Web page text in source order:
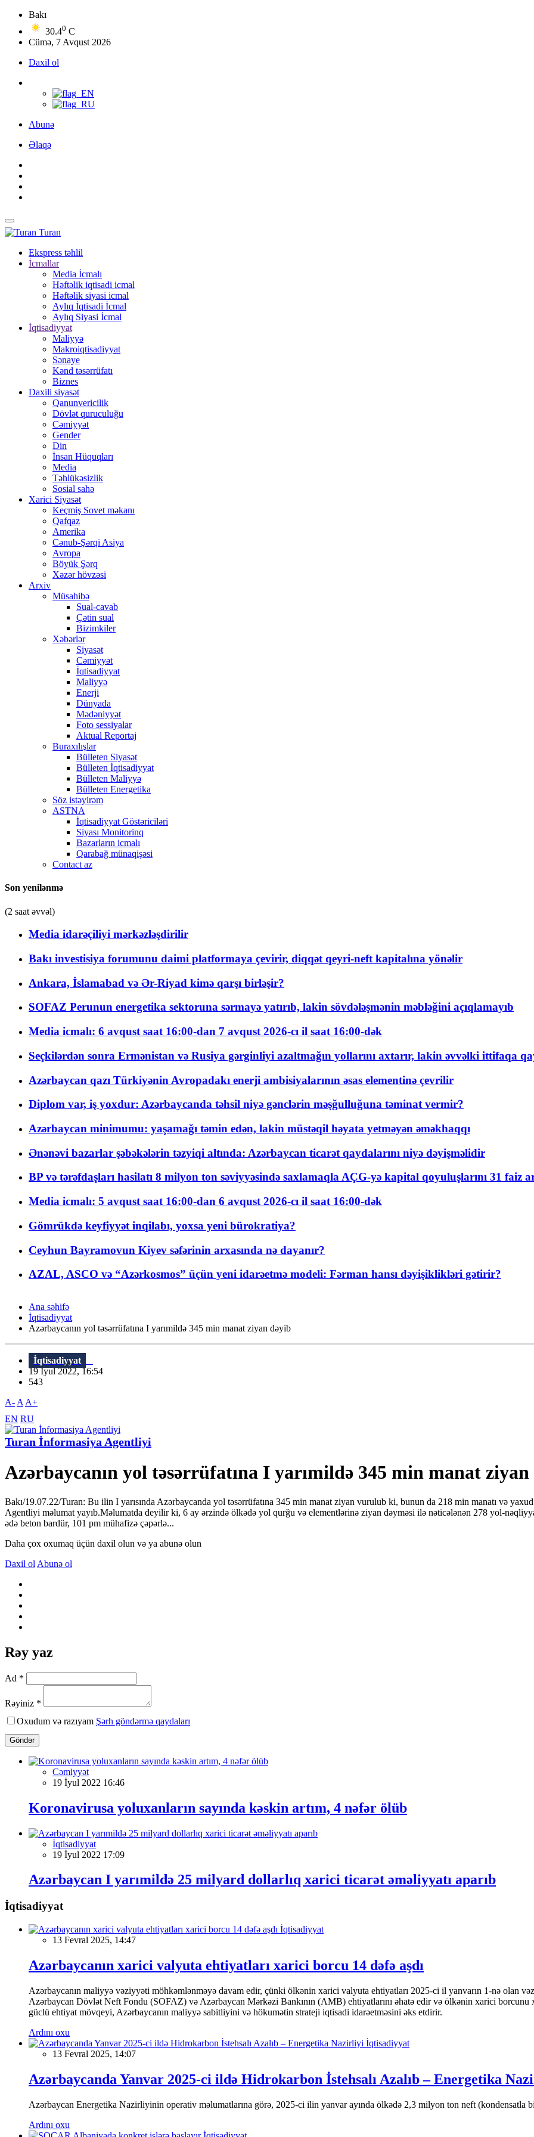
Bakı
30.40 C
Cümə, 7 Avqust 2026
Daxil ol
Abunə
Əlaqə
Turan
Ekspress təhlil
İcmallar
Media İcmalı
Həftəlik iqtisadi icmal
Həftəlik siyasi icmal
Aylıq İqtisadi İcmal
Aylıq Siyasi İcmal
İqtisadiyyat
Maliyyə
Makroiqtisadiyyat
Sənaye
Kənd təsərrüfatı
Biznes
Daxili siyasət
Qanunvericilik
Dövlət quruculuğu
Cəmiyyət
Gender
Din
İnsan Hüquqları
Media
Təhlükəsizlik
Sosial sahə
Xarici Siyasət
Keçmiş Sovet məkanı
Qafqaz
Amerika
Cənub-Şərqi Asiya
Avropa
Böyük Şərq
Xəzər hövzəsi
Arxiv
Müsahibə
Sual-cavab
Çətin sual
Bizimkiler
Xəbərlər
Siyasət
Cəmiyyət
İqtisadiyyat
Maliyyə
Enerji
Dünyada
Mədəniyyət
Foto sessiyalar
Aktual Reportaj
Buraxılışlar
Bülleten Siyasət
Bülleten İqtisadiyyat
Bülleten Maliyyə
Bülleten Energetika
Söz istəyirəm
ASTNA
İqtisadiyyat Göstəriciləri
Siyası Monitorinq
Bazarların icmalı
Qarabağ münaqişəsi
Contact az
Son yenilənmə
(2 saat əvvəl)
Media idarəçiliyi mərkəzləşdirilir
Bakı investisiya forumunu daimi platformaya çevirir, diqqət qeyri-neft kapitalına yönəlir
Ankara, İslamabad və Ər-Riyad kimə qarşı birləşir?
SOFAZ Perunun energetika sektoruna sərmayə yatırıb, lakin sövdələşmənin məbləğini açıqlamayıb
Media icmalı: 6 avqust saat 16:00-dan 7 avqust 2026-cı il saat 16:00-dək
Seçkilərdən sonra Ermənistan və Rusiya gərginliyi azaltmağın yollarını axtarır, lakin əvvəlki ittifaqa
Azərbaycan qazı Türkiyənin Avropadakı enerji ambisiyalarının əsas elementinə çevrilir
Diplom var, iş yoxdur: Azərbaycanda təhsil niyə gənclərin məşğulluğuna təminat vermir?
Azərbaycan minimumu: yaşamağı təmin edən, lakin müstəqil həyata yetməyən əməkhaqqı
Ənənəvi bazarlar şəbəkələrin təzyiqi altında: Azərbaycan ticarət qaydalarını niyə dəyişməlidir
BP və tərəfdaşları hasilatı 8 milyon ton səviyyəsində saxlamaqla AÇG-yə kapital qoyuluşlarını 31 faiz
Media icmalı: 5 avqust saat 16:00-dan 6 avqust 2026-cı il saat 16:00-dək
Gömrükdə keyfiyyət inqilabı, yoxsa yeni bürokratiya?
Ceyhun Bayramovun Kiyev səfərinin arxasında nə dayanır?
AZAL, ASCO və “Azərkosmos” üçün yeni idarəetmə modeli: Fərman hansı dəyişiklikləri gətirir?
Ana səhifə
İqtisadiyyat
Azərbaycanın yol təsərrüfatına I yarımildə 345 min manat ziyan dəyib
İqtisadiyyat
19 İyul 2022, 16:54
543
A- A A+
EN RU
Turan İnformasiya Agentliyi
Azərbaycanın yol təsərrüfatına I yarımildə 345 min manat
Bakı/19.07.22/Turan: Bu ilin I yarısında Azərbaycanda yol təsərrüfatına 345 min manat ziyan vurulub ki, bunun da 218 min manatı və
Agentliyi məlumat yayıb.Məlumatda deyilir ki, 6 ay ərzində ölkədə yol qurğu və elementlərinə ziyan dəyməsi ilə nəticələnən 278 yol-
ədə beton bardür, 101 pm mühafizə çəpərlə...
Daha çox oxumaq üçün daxil olun və ya abunə olun
Daxil ol Abunə ol
Rəy yaz
Ad *
Rəyiniz *
Oxudum və razıyam Şərh göndərmə qaydaları
Göndər
Cəmiyyət
19 İyul 2022 16:46
Koronavirusa yoluxanların sayında kəskin artım, 4 nəfər ölüb
İqtisadiyyat
19 İyul 2022 17:09
Azərbaycan I yarımildə 25 milyard dollarlıq xarici ticarət əməliyyatı aparıb
İqtisadiyyat
İqtisadiyyat
13 Fevral 2025, 14:47
Azərbaycanın xarici valyuta ehtiyatları xarici borcu 14 dəfə aşdı
Azərbaycanın maliyyə vəziyyəti möhkəmlənməyə davam edir, çünki ölkənin xarici valyuta ehtiyatları 2025-ci il yanvarın 1-nə olan
Azərbaycan Dövlət Neft Fondu (SOFAZ) və Azərbaycan Mərkəzi Bankının (AMB) ehtiyatlarını əhatə edir və ölkənin xarici
güclü ehtiyat mövqeyi, Azərbaycanın maliyyə sabitliyini və hökumətin strateji iqtisadi idarəetməsini əks etdirir.
Ardını oxu
İqtisadiyyat
13 Fevral 2025, 14:07
Azərbaycanda Yanvar 2025-ci ildə Hidrokarbon İstehsalı Azalıb – Energetika
Azərbaycan Energetika Nazirliyinin operativ məlumatlarına görə, 2025-ci ilin yanvar ayında ölkədə 2,3 milyon ton neft (kondensatla
Ardını oxu